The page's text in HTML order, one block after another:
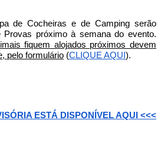
de Cocheiras e de Camping serão
Provas próximo à semana do evento.
fiquem alojados próximos devem
pelo formulário (CLIQUE AQUI ).
ESTÁ DISPONÍVEL AQUI <<<